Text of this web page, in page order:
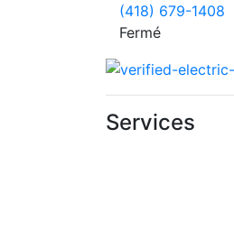
(418) 679-1408
Fermé
Services